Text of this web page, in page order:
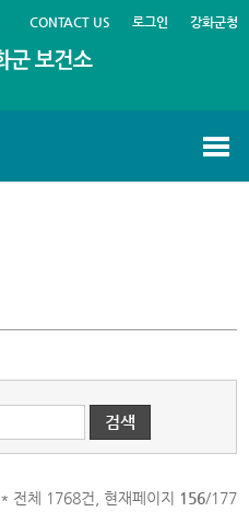
CONTACT US 로그인 강화군청
* 전체 1768건, 현재페이지 156/177